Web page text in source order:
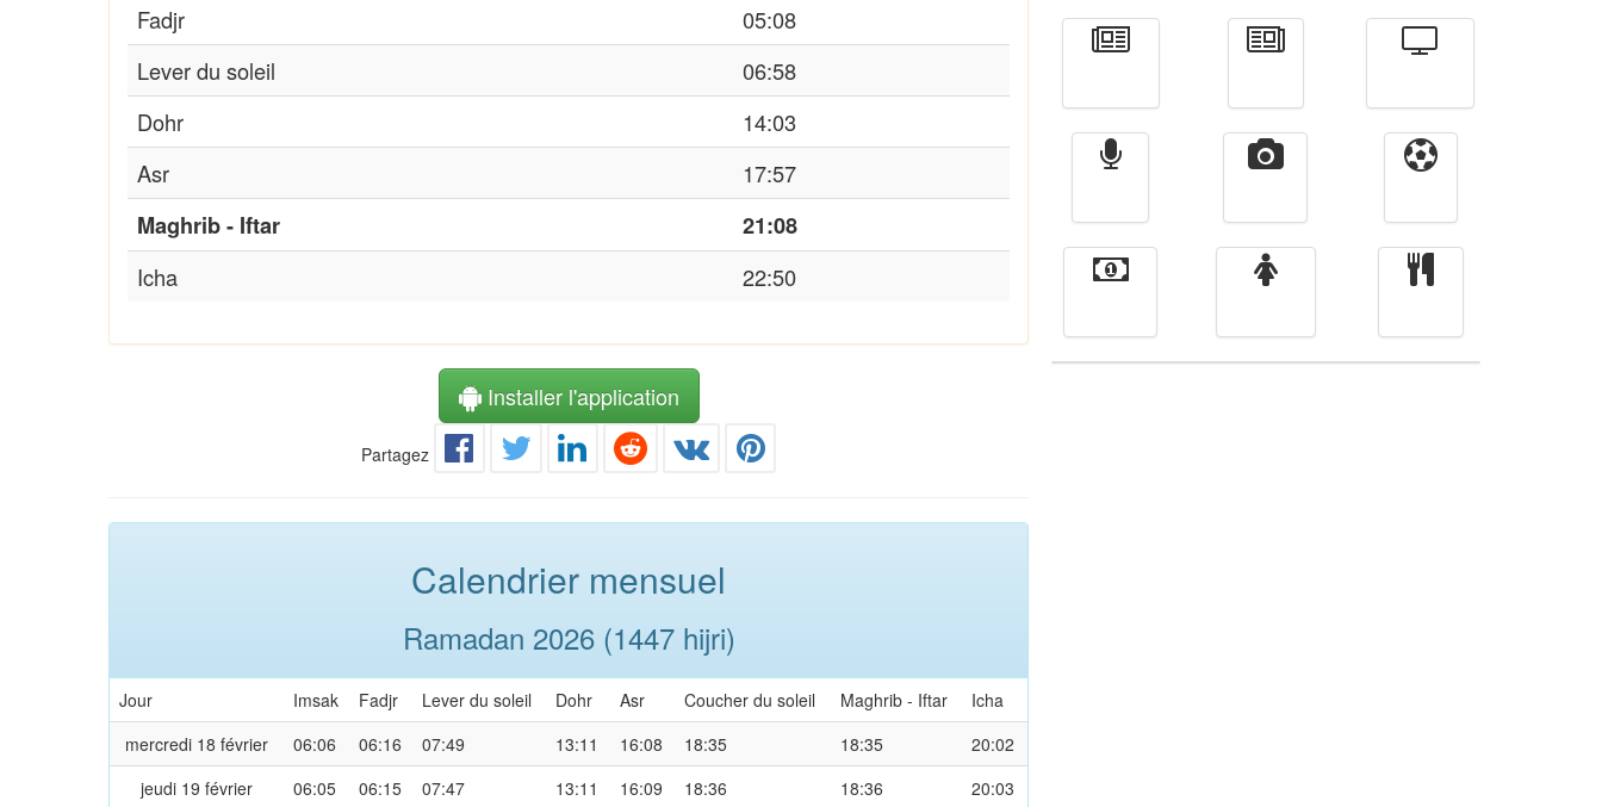
Fadjr
05:08
Lever du soleil
06:58
Dohr
14:03
Asr
17:57
Maghrib - Iftar
21:08
Icha
22:50
Installer l'application
Partagez
Calendrier mensuel
Ramadan 2026 (1447 hijri)
Jour Imsak Fadjr Lever du soleil Dohr Asr Coucher du soleil Maghrib - Iftar
Icha
mercredi 18 février
06:06 06:16 07:49 13:11 16:08 18:35 18:35
20:02
jeudi 19 février
06:05 06:15 07:47 13:11 16:09 18:36 18:36
20:03